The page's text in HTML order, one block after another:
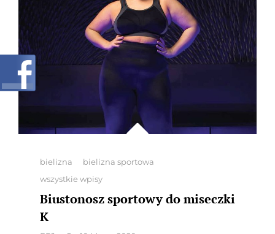
Categories
bielizna
bielizna sportowa
wszystkie wpisy
Biustonosz sportowy do miseczki
K